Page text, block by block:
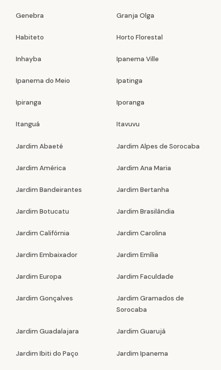
Genebra Granja Olga
Habiteto Horto Florestal
Inhayba Ipanema Ville
Ipanema do Meio Ipatinga
Ipiranga Iporanga
Itanguá Itavuvu
Jardim Abaeté Jardim Alpes de Sorocaba
Jardim América Jardim Ana Maria
Jardim Bandeirantes Jardim Bertanha
Jardim Botucatu Jardim Brasilândia
Jardim Califórnia Jardim Carolina
Jardim Embaixador Jardim Emília
Jardim Europa Jardim Faculdade
Jardim Gonçalves
Jardim Gramados de
Sorocaba
Jardim Guadalajara Jardim Guarujá
Jardim Ibiti do Paço Jardim Ipanema